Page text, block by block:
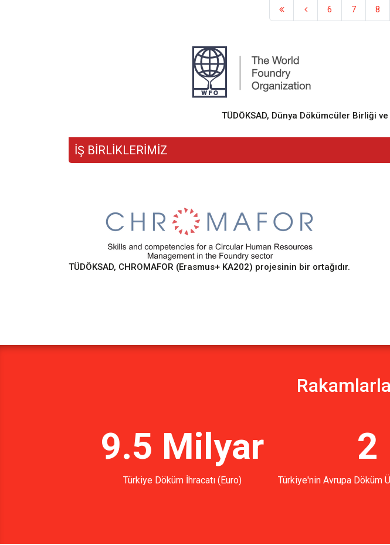
6 7 8
TÜDÖKSAD, Dünya Dökümcüler Birliği
İŞ BİRLİKLERİMİZ
TÜDÖKSAD, CHROMAFOR (Erasmus+ KA202) projesinin bir ortağıdır.
9.5 Milyar
Türkiye Döküm İhracatı (Euro)
2
Türkiye'nin Avrupa Döküm